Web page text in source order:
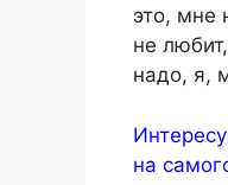
это, мне
не
надо, я,
на